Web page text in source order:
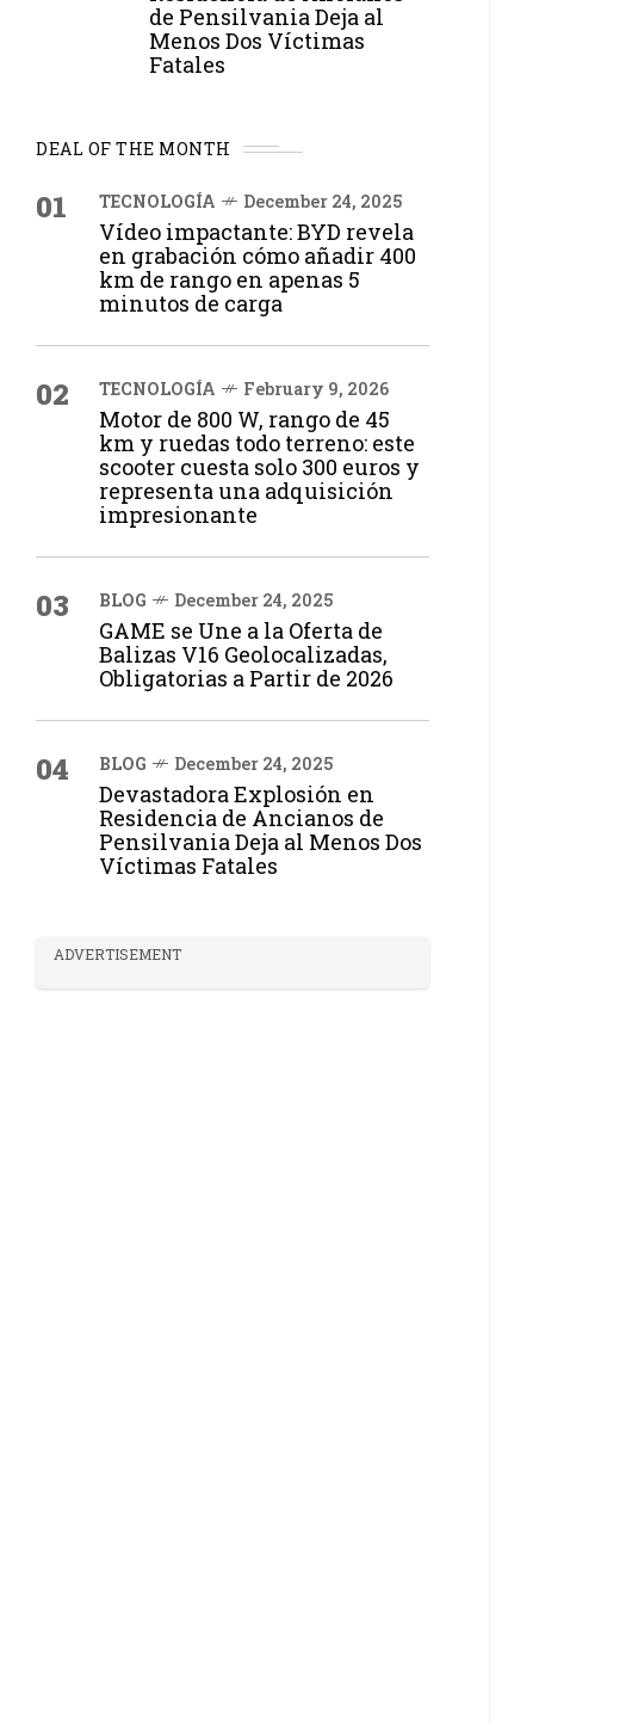
de Pensilvania Deja al
Menos Dos Víctimas
Fatales
DEAL OF THE MONTH
01 TECNOLOGÍA December 24, 2025
Vídeo impactante: BYD revela
en grabación cómo añadir 400
km de rango en apenas 5
minutos de carga
02 TECNOLOGÍA February 9, 2026
Motor de 800 W, rango de 45
km y ruedas todo terreno: este
scooter cuesta solo 300 euros y
representa una adquisición
impresionante
03 BLOG December 24, 2025
GAME se Une a la Oferta de
Balizas V16 Geolocalizadas,
Obligatorias a Partir de 2026
04 BLOG December 24, 2025
Devastadora Explosión en
Residencia de Ancianos de
Pensilvania Deja al Menos Dos
Víctimas Fatales
ADVERTISEMENT